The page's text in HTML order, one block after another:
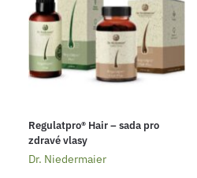
Regulatpro® Hair – sada pro
zdravé vlasy
Dr. Niedermaier